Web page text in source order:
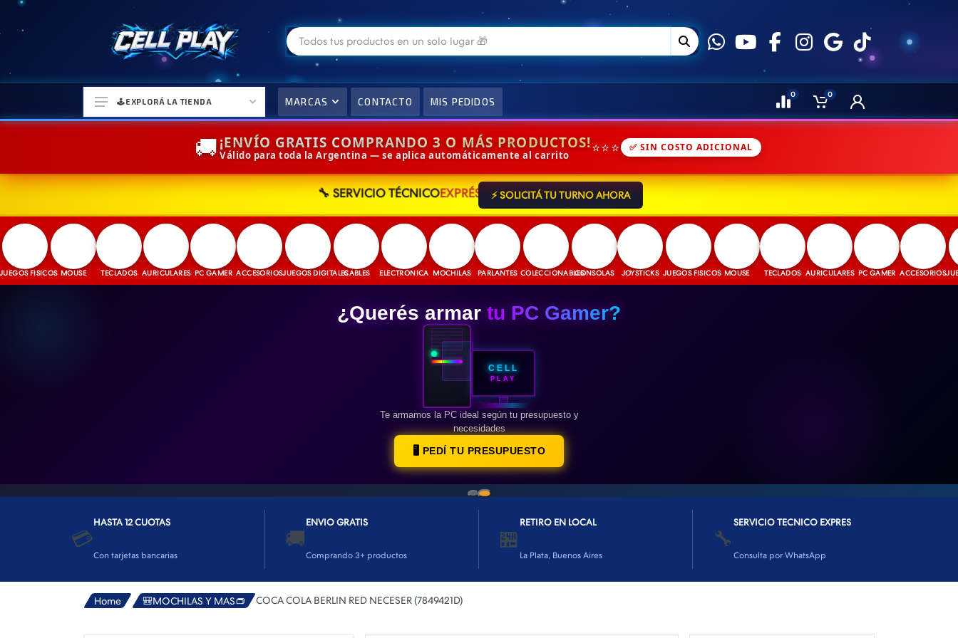
⌚ELECTRONICA Y ACCESORIOS
🎒MOCHILAS Y MAS👝
🎧AURICULARES URBANOS🎧
🎮CONSOLAS Y VIDEOJUEGOS
🕹️EXPLORÁ LA TIENDA MARCAS CONTACTO MIS PEDIDOS
0 0
🚚¡ENVÍO GRATIS COMPRANDO 3 O MÁS PRODUCTOS!
Válido para toda la Argentina — se aplica automáticamente al carrito ⭐⭐⭐ ✅ SIN COSTO ADICIONAL
🔧 SERVICIO TÉCNICOEXPRÉS ⚡ SOLICITÁ TU TURNO AHORA
FISICOS MOUSE TECLADOS AURICULARES PC GAMER ACCESORIOSJUEGOS DIGITALESCABLES ELECTRONICA MOCHILAS PARLANTES COLECCIONABLESCONSOLAS JOYSTICKS JUEGOS FISICOS MOUSE TECLADOS AURICULARES PC GAMER ACCESORIOSJUEGOS
¿Querés armar tu PC Gamer?
CELL
PLAY
Te armamos la PC ideal según tu presupuesto y
necesidades
🖥️ PEDÍ TU PRESUPUESTO
💳
HASTA 12 CUOTAS
Con tarjetas bancarias
🚚
ENVIO GRATIS
Comprando 3+ productos
🏪
RETIRO EN LOCAL
La Plata, Buenos Aires
🔧
SERVICIO TECNICO EXPRES
Consulta por WhatsApp
Home 🎒MOCHILAS Y MAS👝 COCA COLA BERLIN RED NECESER (7849421D)